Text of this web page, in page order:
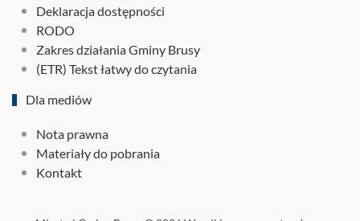
Deklaracja dostępności
RODO
Zakres działania Gminy Brusy
(ETR) Tekst łatwy do czytania
Dla mediów
Nota prawna
Materiały do pobrania
Kontakt